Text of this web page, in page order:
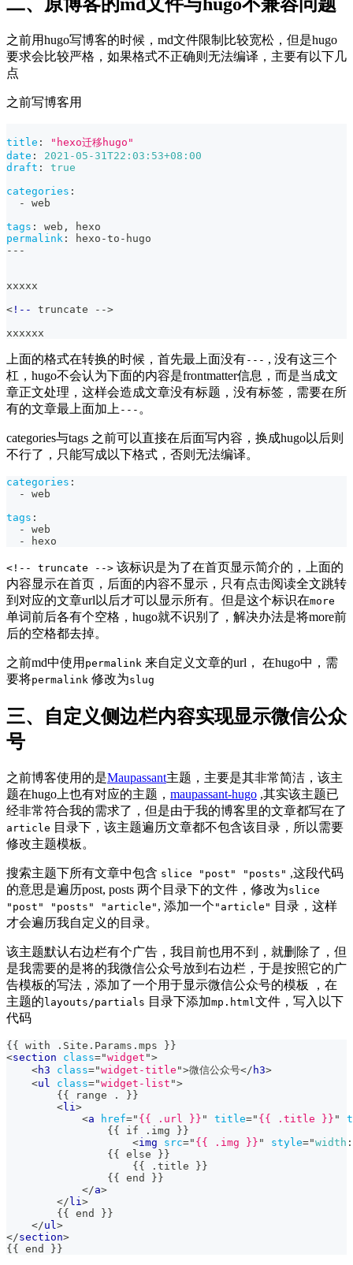
之前用hugo写博客的时候，md文件限制比较宽松，但是hugo
要求会比较严格，如果格式不正确则无法编译，主要有以下几
点
之前写博客用
title :
"hexo迁移hugo"
date :
2021-05-31T22:03:53+08:00
draft :
true
categories :
-
web
tags : web ,
hexo
permalink : hexo -to - hugo
---
xxxxx
< !-- truncate - ->
xxxxxx
上面的格式在转换的时候，首先最上面没有--- , 没有这三个
杠，hugo不会认为下面的内容是frontmatter信息，而是当成文
章正文处理，这样会造成文章没有标题，没有标签，需要在所
有的文章最上面加上 --- 。
categories与tags 之前可以直接在后面写内容，换成hugo以后则
不行了，只能写成以下格式，否则无法编译。
categories :
-
web
tags :
-
web
-
hexo
<!-- truncate --> 该标识是为了在首页显示简介的，上面的
内容显示在首页，后面的内容不显示，只有点击阅读全文跳转
到对应的文章url以后才可以显示所有。但是这个标识在more
单词前后各有个空格，hugo就不识别了，解决办法是将more前
后的空格都去掉。
之前md中使用 permalink 来自定义文章的url， 在hugo中，需
要将permalink 修改为slug
三、自定义侧边栏内容实现显示微信公众
号
之前博客使用的是Maupassant主题，主要是其非常简洁，该主
题在hugo上也有对应的主题， maupassant-hugo ,其实该主题已
经非常符合我的需求了，但是由于我的博客里的文章都写在了
article 目录下，该主题遍历文章都不包含该目录，所以需要
修改主题模板。
搜索主题下所有文章中包含 slice "post" "posts" ,这段代码
的意思是遍历post, posts 两个目录下的文件，修改为slice
"post" "posts" "article" , 添加一个 "article" 目录，这样
才会遍历我自定义的目录。
该主题默认右边栏有个广告，我目前也用不到，就删除了，但
是我需要的是将的我微信公众号放到右边栏，于是按照它的广
告模板的写法，添加了一个用于显示微信公众号的模板 ，在
主题的layouts/partials 目录下添加mp.html 文件，写入以下
代码
{{ with .Site.Params.mps }}
<section class="widget ">
<h3 class="widget-title ">微信公众号</ h3>
<ul class="widget-list ">
        {{ range . }}
<li >
<a href=" {{ .url }} " title=" {{ .title }} "
                {{ if .img }}
<img src=" {{ .img }} " style="width :
                {{ else }}
                    {{ .title }}
                {{ end }}
</a>
</li >
        {{ end }}
</ul >
</section>
{{ end }}